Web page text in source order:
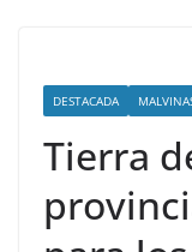
DESTACADA
Tierra